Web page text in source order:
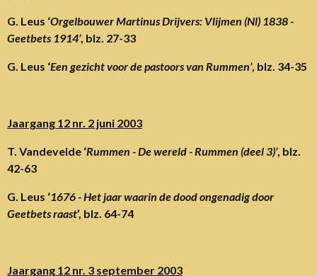
G. Leus ‘Orgelbouwer Martinus Drijvers: Vlijmen (Nl) 1838 -
Geetbets 1914’, blz. 27-33
G. Leus ‘Een gezicht voor de pastoors van Rummen’, blz. 34-35
Jaargang 12 nr. 2 juni 2003
T. Vandevelde ‘Rummen - De wereld - Rummen (deel 3)’, blz.
42-63
G. Leus ‘1676 - Het jaar waarin de dood ongenadig door
Geetbets raast’, blz. 64-74
Jaargang 12 nr. 3 september 2003